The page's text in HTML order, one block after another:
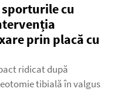
cu
prin placă cu
ridicat după
tibială în valgus